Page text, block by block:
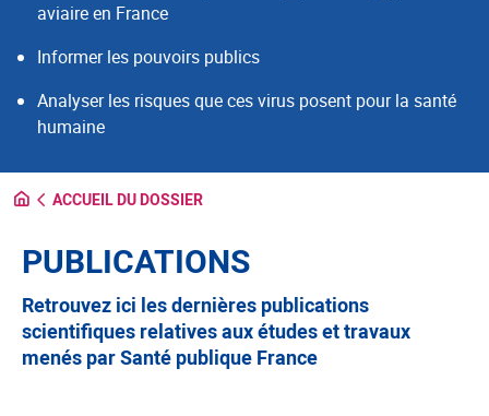
aviaire en France
Informer les pouvoirs publics
Analyser les risques que ces virus posent pour la santé
humaine
ACCUEIL DU DOSSIER
PUBLICATIONS
Retrouvez ici les dernières publications
scientifiques relatives aux études et travaux
menés par Santé publique France